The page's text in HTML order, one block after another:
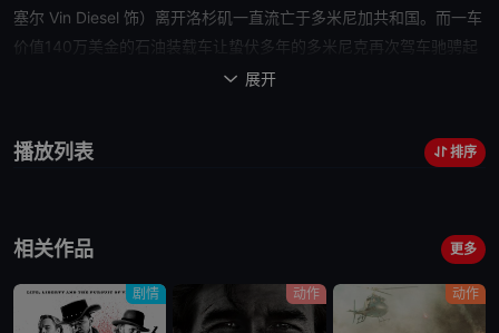
塞尔 Vin Diesel 饰）离开洛杉矶一直流亡于多米尼加共和国。而一车
价值140万美金的石油装载车让蛰伏多年的多米尼克再次驾车驰骋起
来。而这时，却传来红颜知己莉迪（米歇尔·罗德里格兹 Michelle
助警局抓捕大毒枭坎波斯（约翰·奥提兹 John Ortiz 饰）。不过出于
Walker 饰），两人再次携手，目标直指大毒枭巴尔加。一场急速复
林诣彬，剧情上跳过第三部，直接承袭第二部...
 展开
播放列表 排序
相关作品 更多
剧情 动作 动作